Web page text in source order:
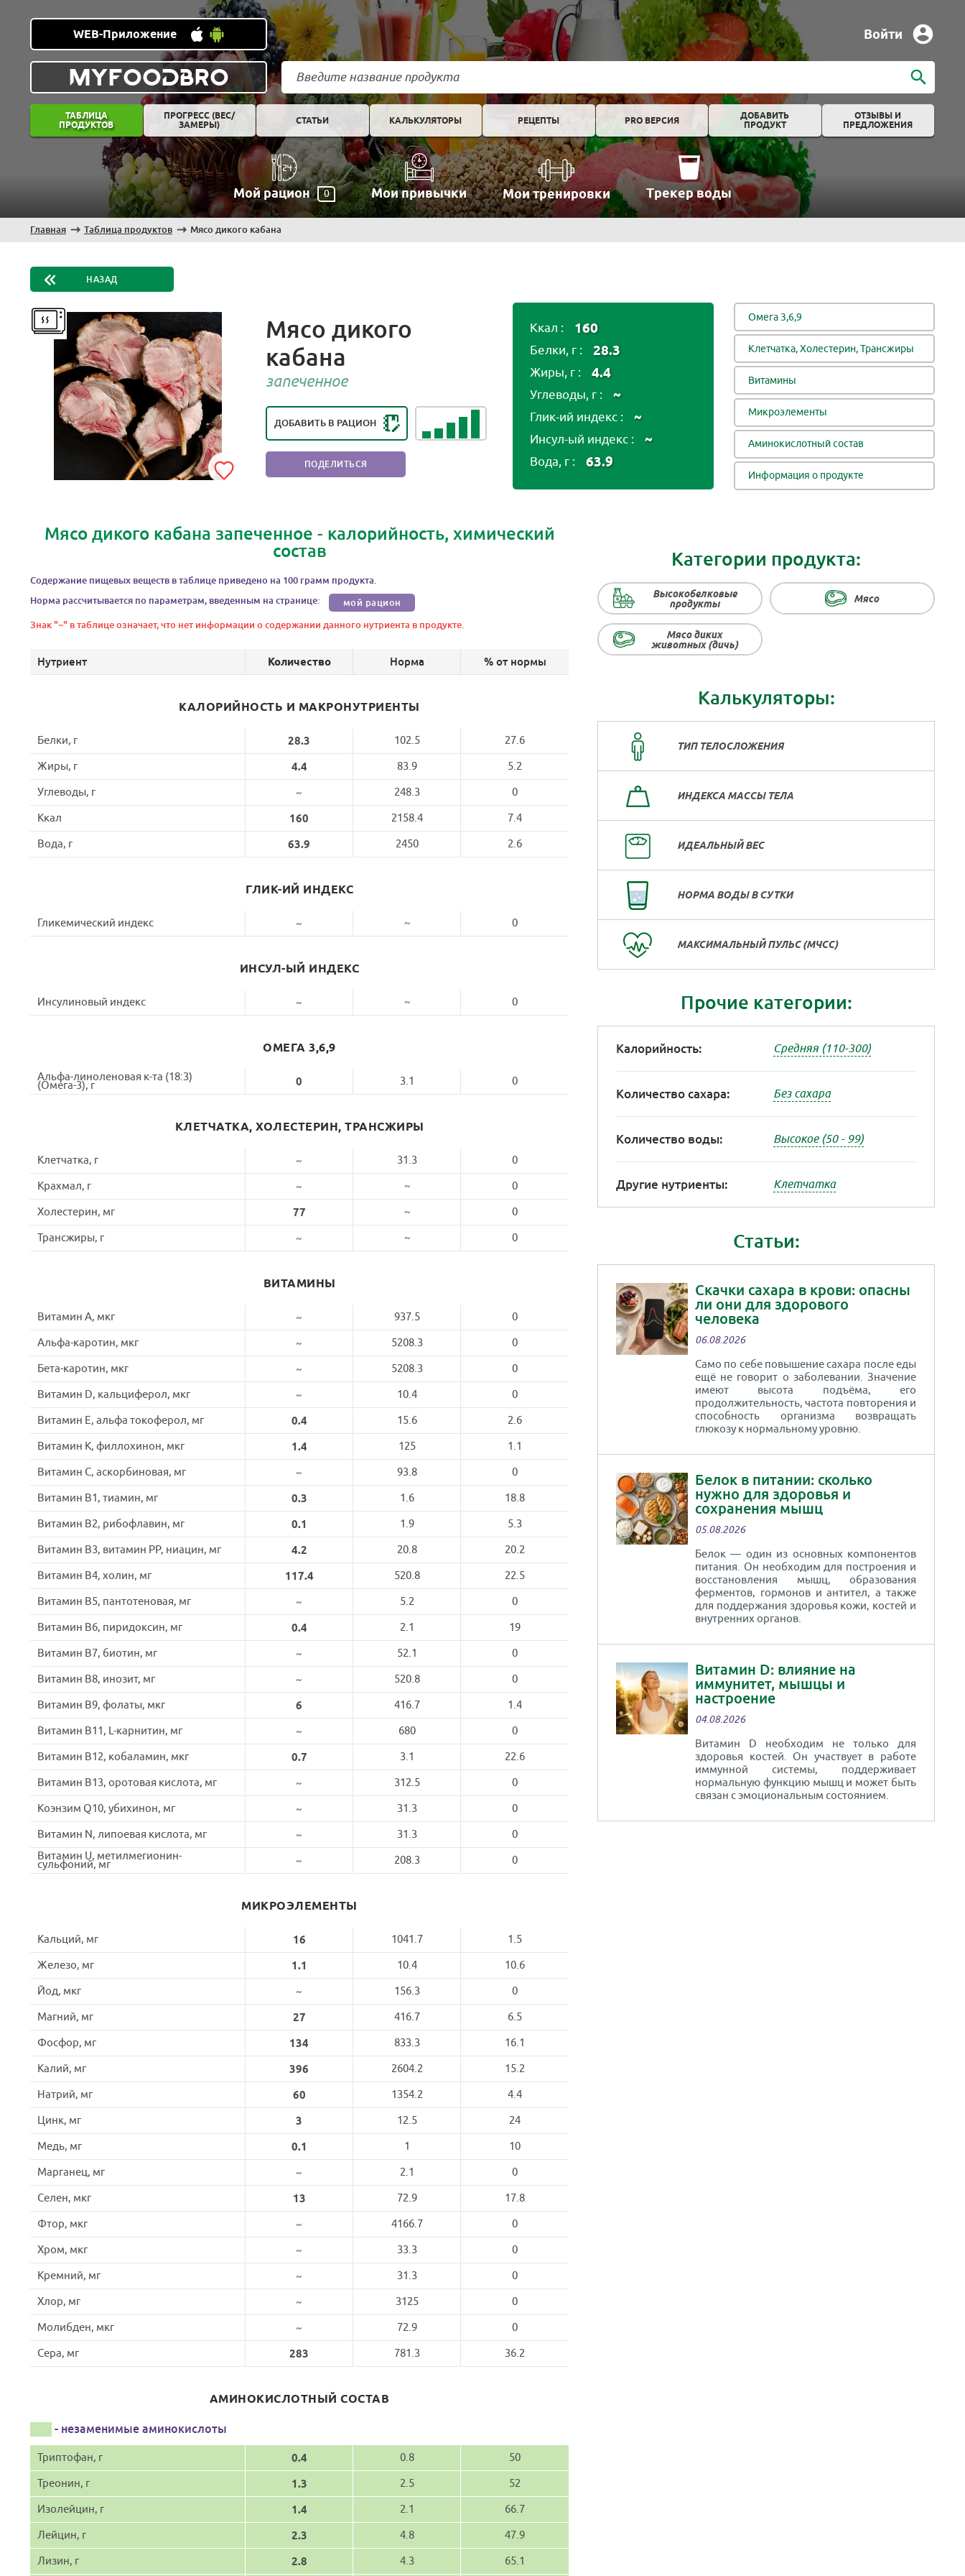
WEB-Приложение Войти
MYFOODBRO
ТАБЛИЦА
ПРОДУКТОВ
ПРОГРЕСС (ВЕС/
ЗАМЕРЫ)
СТАТЬИ КАЛЬКУЛЯТОРЫ РЕЦЕПТЫ PRO ВЕРСИЯ
ДОБАВИТЬ
ПРОДУКТ
ОТЗЫВЫ И
ПРЕДЛОЖЕНИЯ
Мой рацион 0 Мои привычки Мои тренировки Трекер воды
Главная Таблица продуктов Мясо дикого кабана
НАЗАД
Мясо дикого
кабана
запеченное
ДОБАВИТЬ В РАЦИОН
РЕЙТИНГ ПОЛЕЗНОСТИ ПРОДУКТА:
ОЧЕНЬ ПОЛЕЗНЫЙ ПРОДУКТ
ПОДЕЛИТЬСЯ
Ккал : 160
Белки, г : 28.3
Жиры, г : 4.4
Углеводы, г : ~
Глик-ий индекс : ~
Инсул-ый индекс : ~
Вода, г : 63.9
Омега 3,6,9
Клетчатка, Холестерин, Трансжиры
Витамины
Микроэлементы
Аминокислотный состав
Информация о продукте
Мясо дикого кабана запеченное - калорийность, химический
состав
Содержание пищевых веществ в таблице приведено на 100 грамм продукта.
Норма рассчитывается по параметрам, введенным на странице:
мой рацион
Знак "~" в таблице означает, что нет информации о содержании данного нутриента в продукте.
Нутриент Количество Норма % от нормы
КАЛОРИЙНОСТЬ И МАКРОНУТРИЕНТЫ
Белки, г 28.3 102.5
27.6
Жиры, г
4.4 83.9
5.2
Углеводы, г
~ 248.3
0
Ккал
160 2158.4
7.4
Вода, г
63.9 2450 2.6
ГЛИК-ИЙ ИНДЕКС
Гликемический индекс ~ ~ 0
ИНСУЛ-ЫЙ ИНДЕКС
Инсулиновый индекс ~ ~ 0
ОМЕГА 3,6,9
Альфа-линоленовая к-та (18:3)
(Омега-3), г 0 3.1 0
КЛЕТЧАТКА, ХОЛЕСТЕРИН, ТРАНСЖИРЫ
Клетчатка, г ~ 31.3
0
Крахмал, г
~ ~
0
Холестерин, мг
77 ~
0
Трансжиры, г
~ ~ 0
ВИТАМИНЫ
Витамин A, мкг ~ 937.5
0
Альфа-каротин, мкг
~ 5208.3
0
Бета-каротин, мкг
~ 5208.3
0
Витамин D, кальциферол, мкг
~ 10.4
0
Витамин E, альфа токоферол, мг
0.4 15.6
2.6
Витамин K, филлохинон, мкг
1.4 125
1.1
Витамин C, аскорбиновая, мг
~ 93.8
0
Витамин B1, тиамин, мг
0.3 1.6
18.8
Витамин B2, рибофлавин, мг
0.1 1.9
5.3
Витамин B3, витамин PP, ниацин, мг
4.2 20.8
20.2
Витамин B4, холин, мг
117.4 520.8
22.5
Витамин B5, пантотеновая, мг
~ 5.2
0
Витамин B6, пиридоксин, мг
0.4 2.1
19
Витамин B7, биотин, мг
~ 52.1
0
Витамин B8, инозит, мг
~ 520.8
0
Витамин B9, фолаты, мкг
6 416.7
1.4
Витамин B11, L-карнитин, мг
~ 680
0
Витамин B12, кобаламин, мкг
0.7 3.1
22.6
Витамин B13, оротовая кислота, мг
~ 312.5
0
Коэнзим Q10, убихинон, мг
~ 31.3
0
Витамин N, липоевая кислота, мг
~ 31.3
0
Витамин U, метилмегионин-
сульфоний, мг ~ 208.3 0
МИКРОЭЛЕМЕНТЫ
Кальций, мг 16 1041.7
1.5
Железо, мг
1.1 10.4
10.6
Йод, мкг
~ 156.3
0
Магний, мг
27 416.7
6.5
Фосфор, мг
134 833.3
16.1
Калий, мг
396 2604.2
15.2
Натрий, мг
60 1354.2
4.4
Цинк, мг
3 12.5
24
Медь, мг
0.1 1
10
Марганец, мг
~ 2.1
0
Селен, мкг
13 72.9
17.8
Фтор, мкг
~ 4166.7
0
Хром, мкг
~ 33.3
0
Кремний, мг
~ 31.3
0
Хлор, мг
~ 3125
0
Молибден, мкг
~ 72.9
0
Сера, мг
283 781.3 36.2
АМИНОКИСЛОТНЫЙ СОСТАВ
- незаменимые аминокислоты
Триптофан, г 0.4 0.8
50
Треонин, г
1.3 2.5
52
Изолейцин, г
1.4 2.1
66.7
Лейцин, г
2.3 4.8
47.9
Лизин, г
2.8 4.3 65.1
Категории продукта:
Высокобелковые
продукты
Мясо
Мясо диких
животных (дичь)
Калькуляторы:
ТИП ТЕЛОСЛОЖЕНИЯ
ИНДЕКСА МАССЫ ТЕЛА
ИДЕАЛЬНЫЙ ВЕС
НОРМА ВОДЫ В СУТКИ
МАКСИМАЛЬНЫЙ ПУЛЬС (МЧСС)
Прочие категории:
Калорийность: Средняя (110-300)
Количество сахара: Без сахара
Количество воды: Высокое (50 - 99)
Другие нутриенты: Клетчатка
Статьи:
Скачки сахара в крови: опасны
ли они для здорового
человека
06.08.2026
Само по себе повышение сахара после еды
ещё не говорит о заболевании. Значение
имеют высота подъёма, его
продолжительность, частота повторения и
способность организма возвращать
глюкозу к нормальному уровню.
Белок в питании: сколько
нужно для здоровья и
сохранения мышц
05.08.2026
Белок — один из основных компонентов
питания. Он необходим для построения и
восстановления мышц, образования
ферментов, гормонов и антител, а также
для поддержания здоровья кожи, костей и
внутренних органов.
Витамин D: влияние на
иммунитет, мышцы и
настроение
04.08.2026
Витамин D необходим не только для
здоровья костей. Он участвует в работе
иммунной системы, поддерживает
нормальную функцию мышц и может быть
связан с эмоциональным состоянием.